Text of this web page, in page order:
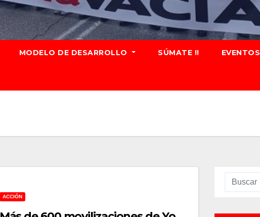
MODELO DE DESARROLLO SÚMATE !! EVENTOS
ACCIÓN